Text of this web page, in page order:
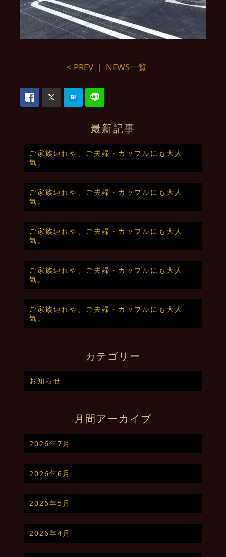
< PREV ｜ NEWS一覧 ｜
最新記事
ご家族連れや、ご夫婦・カップルにも大人
気。
ご家族連れや、ご夫婦・カップルにも大人
気。
ご家族連れや、ご夫婦・カップルにも大人
気。
ご家族連れや、ご夫婦・カップルにも大人
気。
ご家族連れや、ご夫婦・カップルにも大人
気。
カテゴリー
お知らせ
月間アーカイブ
2026年7月
2026年6月
2026年5月
2026年4月